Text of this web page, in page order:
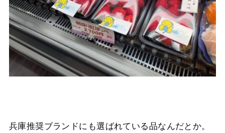
兵庫推奨ブランドにも選ばれている品なんだとか。